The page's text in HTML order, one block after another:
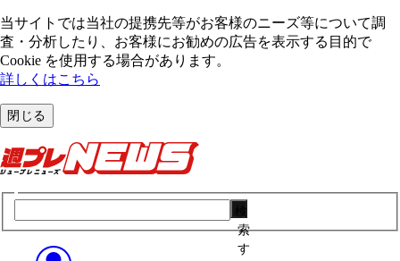
当サイトでは当社の提携先等がお客様のニーズ等について調
査・分析したり、お客様にお勧めの広告を表⽰する⽬的で
Cookie を使⽤する場合があります。
詳しくはこちら
閉じる
索
す